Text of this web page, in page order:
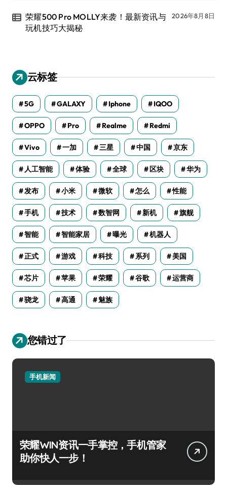
荣耀500 Pro MOLLY来袭！最新资讯与
玩机技巧大揭秘
2026年8月8日
云标签
5G GALAXY Iphone IQOO
OPPO Pro Realme Redmi
Vivo 一加 三星 中国 京东
人工智能 体验 全球 区块 华为
发布 小米 微软 怎么 性能
手机 技术 数智网 新机 旗舰
智能 智能家居 曝光 机器人
正式 游戏 科技 系列 美国
芯片 苹果 荣耀 谷歌 运营商
骁龙 高通 魅族
您错过了
手机新闻
荣耀WIN资讯一手掌控，手机管家
助你快人一步！